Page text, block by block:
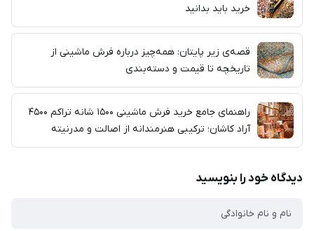
خرید باید بدانید
قصه‌ی زیر پایتان: همه‌چیز درباره فرش ماشینی از
تاریخچه تا قیمت و دسته‌بندی
راهنمای جامع خرید فرش ماشینی ۱۵۰۰ شانه تراکم ۴۵۰۰
آراد کاشان؛ ترکیبی هنرمندانه از اصالت و مدرنیته
دیدگاه خود را بنویسید